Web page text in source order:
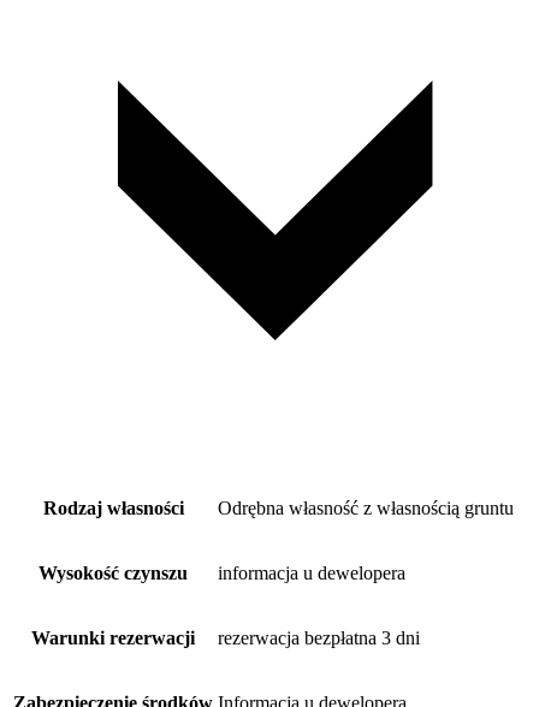
Rodzaj własności Odrębna własność z własnością gruntu
Wysokość czynszu informacja u dewelopera
Warunki rezerwacji rezerwacja bezpłatna 3 dni
Zabezpieczenie środków Informacja u dewelopera